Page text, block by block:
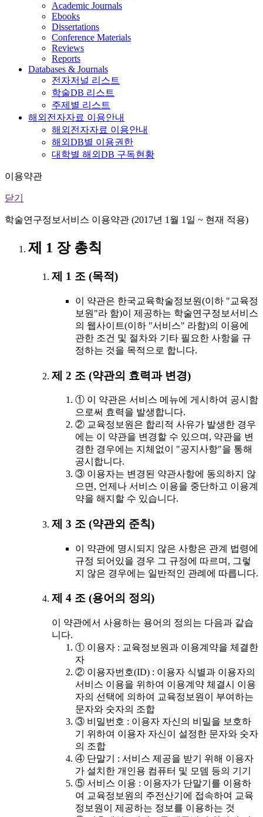
Academic Journals
Ebooks
Dissertations
Conference Materials
Reviews
Reports
Databases & Journals
전자저널 리스트
학술DB 리스트
주제별 리스트
해외전자자료 이용안내
해외전자자료 이용안내
해외DB별 이용권한
대학별 해외DB 구독현황
이용약관
닫기
학술연구정보서비스 이용약관 (2017년 1월 1일 ~ 현재 적용)
제 1 장 총칙
제 1 조 (목적)
이 약관은 한국교육학술정보원(이하 "교육정
보원"라 함)이 제공하는 학술연구정보서비스
의 웹사이트(이하 "서비스" 라함)의 이용에
관한 조건 및 절차와 기타 필요한 사항을 규
정하는 것을 목적으로 합니다.
제 2 조 (약관의 효력과 변경)
① 이 약관은 서비스 메뉴에 게시하여 공시함
으로써 효력을 발생합니다.
② 교육정보원은 합리적 사유가 발생한 경우
에는 이 약관을 변경할 수 있으며, 약관을 변
경한 경우에는 지체없이 "공지사항"을 통해
공시합니다.
③ 이용자는 변경된 약관사항에 동의하지 않
으면, 언제나 서비스 이용을 중단하고 이용계
약을 해지할 수 있습니다.
제 3 조 (약관외 준칙)
이 약관에 명시되지 않은 사항은 관계 법령에
규정 되어있을 경우 그 규정에 따르며, 그렇
지 않은 경우에는 일반적인 관례에 따릅니다.
제 4 조 (용어의 정의)
이 약관에서 사용하는 용어의 정의는 다음과 같습
니다.
① 이용자 : 교육정보원과 이용계약을 체결한
자
② 이용자번호(ID) : 이용자 식별과 이용자의
서비스 이용을 위하여 이용계약 체결시 이용
자의 선택에 의하여 교육정보원이 부여하는
문자와 숫자의 조합
③ 비밀번호 : 이용자 자신의 비밀을 보호하
기 위하여 이용자 자신이 설정한 문자와 숫자
의 조합
④ 단말기 : 서비스 제공을 받기 위해 이용자
가 설치한 개인용 컴퓨터 및 모뎀 등의 기기
⑤ 서비스 이용 : 이용자가 단말기를 이용하
여 교육정보원의 주전산기에 접속하여 교육
정보원이 제공하는 정보를 이용하는 것